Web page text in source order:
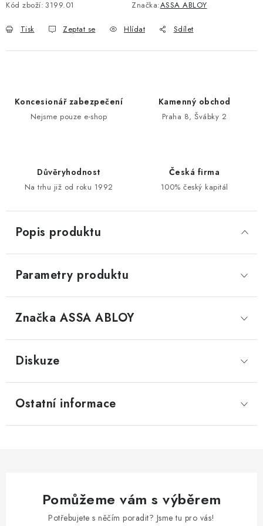
POŠTOVNÍ SCHRÁNKY
ZNAČKY
Bezpečnostní třídy - PYRAMIDA BEZPEČNOSTI
Zabezpečení domů
Obchodní podmínky
Kontakty
Naše výhody
Bezpečnostní třídy
Kód zboží: 3199.01 Značka:ASSA ABLOY
Tisk Zeptat se Hlídat Sdílet
Koncesionář zabezpečení
Nejsme pouze e-shop
Kamenný obchod
Praha 8, Švábky 2
Důvěryhodnost
Na trhu již od roku 1992
Česká firma
100% český kapitál
Popis produktu
Parametry produktu
Značka ASSA ABLOY
Diskuze
Ostatní informace
Pomůžeme vám s výběrem
Potřebujete s něčím poradit? Jsme tu pro vás!